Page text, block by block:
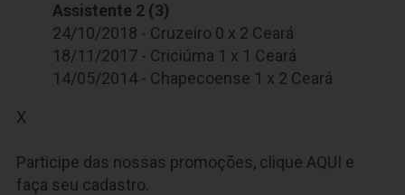
Assistente 2 (3)
24/10/2018 - Cruzeiro 0 x 2 Ceará
18/11/2017 - Criciúma 1 x 1 Ceará
14/05/2014 - Chapecoense 1 x 2 Ceará
X
Participe das nossas promoções, clique AQUI e
faça seu cadastro.